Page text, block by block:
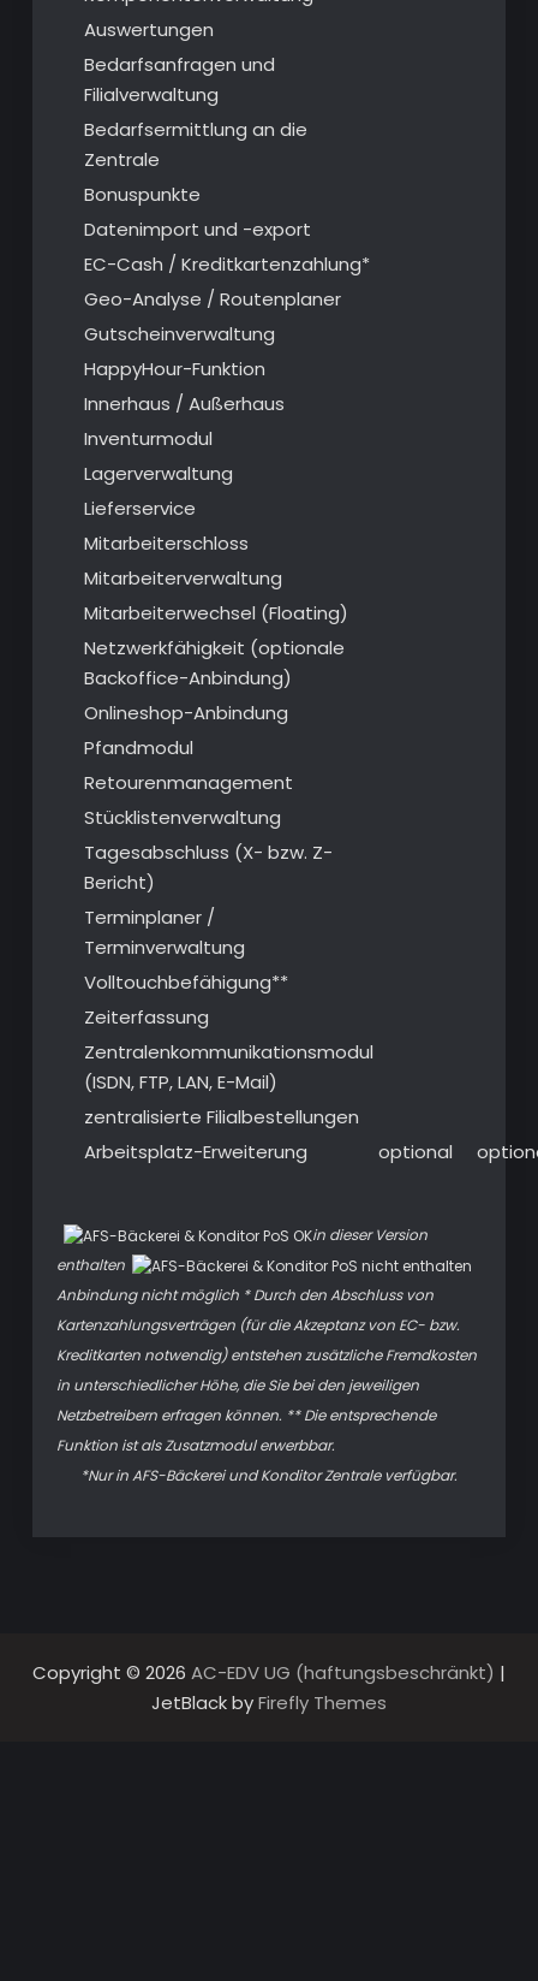
Auswertungen
Bedarfsanfragen und
Filialverwaltung
Bedarfsermittlung an die
Zentrale
Bonuspunkte
Datenimport und -export
EC-Cash / Kreditkartenzahlung*
Geo-Analyse / Routenplaner
Gutscheinverwaltung
HappyHour-Funktion
Innerhaus / Außerhaus
Inventurmodul
Lagerverwaltung
Lieferservice
Mitarbeiterschloss
Mitarbeiterverwaltung
Mitarbeiterwechsel (Floating)
Netzwerkfähigkeit (optionale
Backoffice-Anbindung)
Onlineshop-Anbindung
Pfandmodul
Retourenmanagement
Stücklistenverwaltung
Tagesabschluss (X- bzw. Z-
Bericht)
Terminplaner /
Terminverwaltung
Volltouchbefähigung**
Zeiterfassung
Zentralenkommunikationsmodul
(ISDN, FTP, LAN, E-Mail)
zentralisierte Filialbestellungen
Arbeitsplatz-Erweiterung
optional
in dieser Version
enthalten
Anbindung nicht möglich * Durch den Abschluss von
Kartenzahlungsverträgen (für die Akzeptanz von EC- bzw.
Kreditkarten notwendig) entstehen zusätzliche Fremdkosten
in unterschiedlicher Höhe, die Sie bei den jeweiligen
Netzbetreibern erfragen können. ** Die entsprechende
Funktion ist als Zusatzmodul erwerbbar.
*Nur in AFS-Bäckerei und Konditor Zentrale verfügbar.
Copyright © 2026 AC-EDV UG (haftungsbeschränkt) |
JetBlack byFirefly Themes